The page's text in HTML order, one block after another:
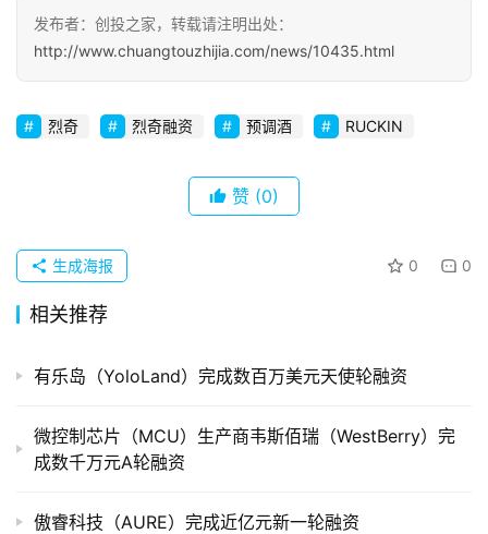
商
业
牌
布
并
购
发布者：创投之家，转载请注明出处：
http://www.chuangtouzhijia.com/news/10435.html
烈奇 烈奇融资 预调酒 RUCKIN
赞 (0)
0 0
生成海报
相关推荐
有乐岛（YoloLand）完成数百万美元天使轮融资
微控制芯片（MCU）生产商韦斯佰瑞（WestBerry）完
成数千万元A轮融资
傲睿科技（AURE）完成近亿元新一轮融资